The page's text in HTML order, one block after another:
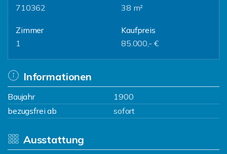
710362
38 m²
Zimmer
1
Kaufpreis
85.000,- €
Informationen
Baujahr
1900
bezugsfrei ab
sofort
Ausstattung